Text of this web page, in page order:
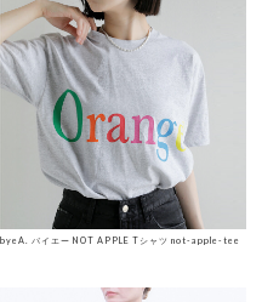
byeA. バイエー NOT APPLE Tシャツ not-apple-tee